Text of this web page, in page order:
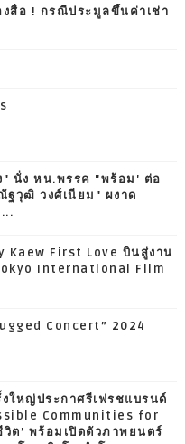
สื่อ ! กรณีประมูลขึ้นค่าเช่า
นั่ง หน.พรรค "พร้อม' ต่อ
วุฒิ วงศ์เนียม" ผงาด
Kaew First Love บินสู่งาน
International Film
Concert” 2024
งใหญ่ประกาศรีเฟรชแบรนด์
Communities for
ต’ พร้อมเปิดตัวภาพยนตร์